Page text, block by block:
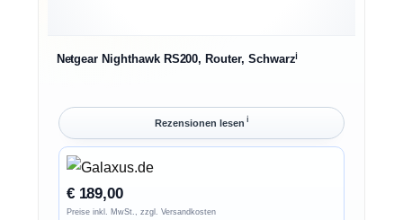
Netgear Nighthawk RS200, Router, Schwarzℹ︎
Rezensionen lesen ℹ︎
€ 189,00
Preise inkl. MwSt., zzgl. Versandkosten